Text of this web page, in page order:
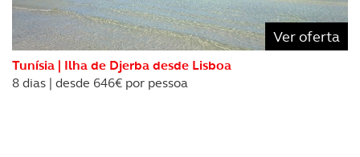
Ver oferta
Tunísia | Ilha de Djerba desde Lisboa
8 dias | desde 646€ por pessoa